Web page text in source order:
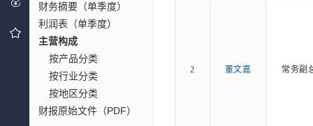
财务摘要（单季度）
利润表（单季度）
主营构成
按产品分类
按行业分类
按地区分类
财报原始文件（PDF）
2 董文嘉 常务副